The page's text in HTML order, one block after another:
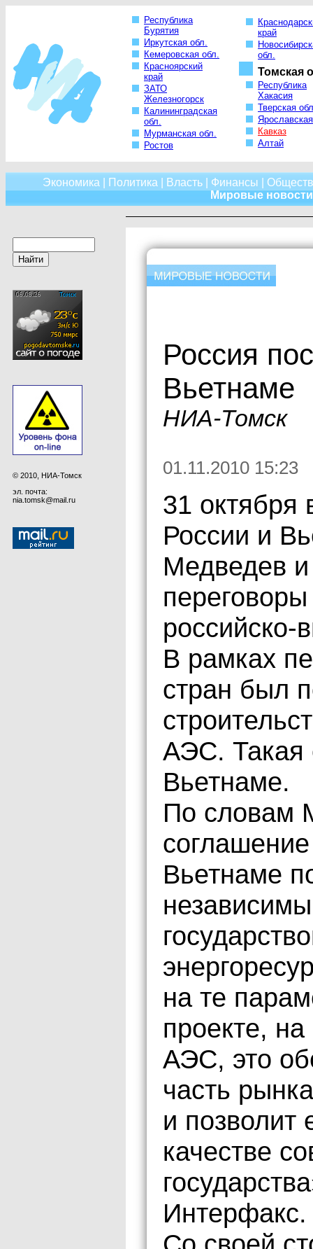
Республика
Бурятия
Иркутская обл.
Кемеровская обл.
Красноярский
край
ЗАТО
Железногорск
Калининградская
обл.
Мурманская обл.
Ростов
край
обл.
Томская
Республика
Хакасия
Тверская
Кавказ
Алтай
Экономика Политика Власть| Финансы
Мировые новости
© 2010, НИА-Томск
эл. почта:
nia.tomsk@mail.ru
Россия
Вьетнаме
НИА-Томск
01.11.2010 15:23
31 октября
России и
Медведев
российско-
В рамках
стран был
АЭС. Такая
Вьетнаме.
По словам
Вьетнаме
на те
проекте,
АЭС, это
часть
и позволит
качестве
Интерфакс.